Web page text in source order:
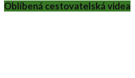
Oblíbená cestovatelská videa